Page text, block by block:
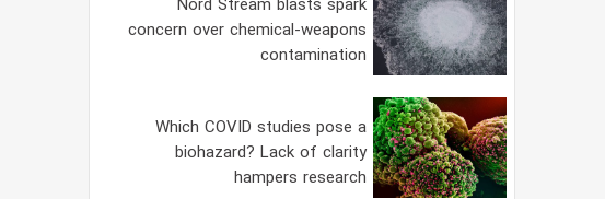
concern over chemical-weapons
contamination
Which COVID studies pose a
biohazard? Lack of clarity
hampers research